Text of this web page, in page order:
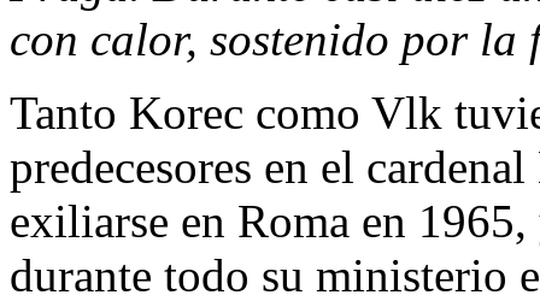
con calor, sostenido por la
Tanto Korec como Vlk
predecesores en el
exiliarse en Roma en
durante todo su ministerio